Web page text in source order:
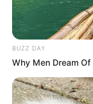
Baca juga:
BUZZ DAY
Why Men Dream